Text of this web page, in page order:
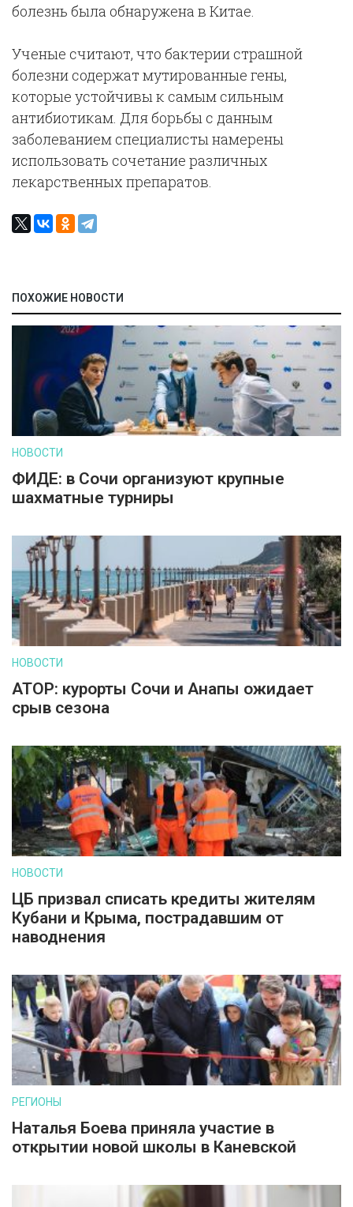
болезнь была обнаружена в Китае.
Ученые считают, что бактерии страшной
болезни содержат мутированные гены,
которые устойчивы к самым сильным
антибиотикам. Для борьбы с данным
заболеванием специалисты намерены
использовать сочетание различных
лекарственных препаратов.
ПОХОЖИЕ НОВОСТИ
НОВОСТИ
ФИДЕ: в Сочи организуют крупные
шахматные турниры
НОВОСТИ
АТОР: курорты Сочи и Анапы ожидает
срыв сезона
НОВОСТИ
ЦБ призвал списать кредиты жителям
Кубани и Крыма, пострадавшим от
наводнения
РЕГИОНЫ
Наталья Боева приняла участие в
открытии новой школы в Каневской